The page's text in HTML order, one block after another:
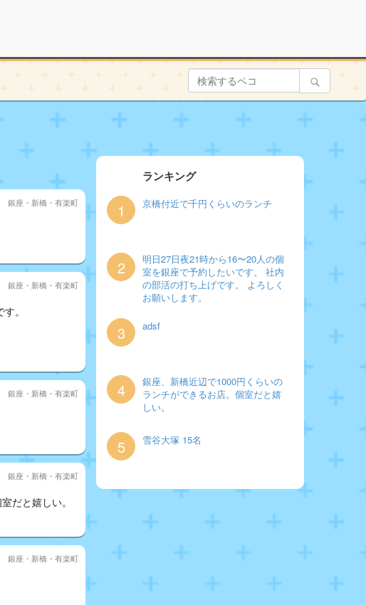
銀座・新橋・有楽町
銀座・新橋・有楽町
。
銀座・新橋・有楽町
銀座・新橋・有楽町
だと嬉しい。
銀座・新橋・有楽町
ランキング
1 京橋付近で千円くらいのランチ
2
明日27日夜21時から16〜20人の個
室を銀座で予約したいです。 社内
の部活の打ち上げです。 よろしく
お願いします。
3 adsf
4
銀座、新橋近辺で1000円くらいの
ランチができるお店。個室だと嬉
しい。
5 雪谷大塚 15名